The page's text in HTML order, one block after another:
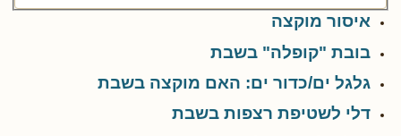
איסור מוקצה
בובת "קופלה" בשבת
גלגל ים/כדור ים: האם מוקצה בשבת
דלי לשטיפת רצפות בשבת